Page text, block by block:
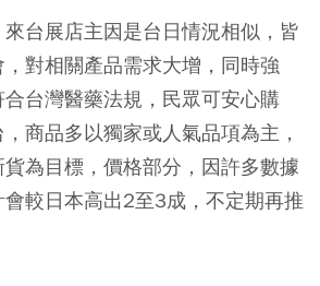
台展店主因是台日情況相似，皆
對相關產品需求大增，同時強
台灣醫藥法規，民眾可安心購
商品多以獨家或人氣品項為主，
為目標，價格部分，因許多數據
較日本高出2至3成，不定期再推